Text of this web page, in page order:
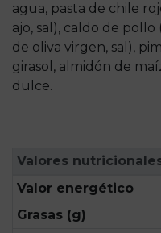
agua, pasta de chile
ajo, sal), caldo de
de oliva virgen, sal),
girasol, almidón de
dulce.
Valores
Valor energético
Grasas (g)